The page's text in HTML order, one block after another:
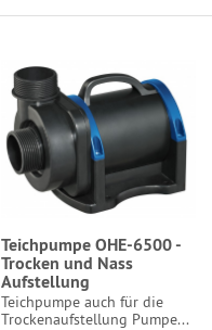
Teichpumpe OHE-6500 -
Trocken und Nass
Aufstellung
Teichpumpe auch für die
Trockenaufstellung Pumpe...